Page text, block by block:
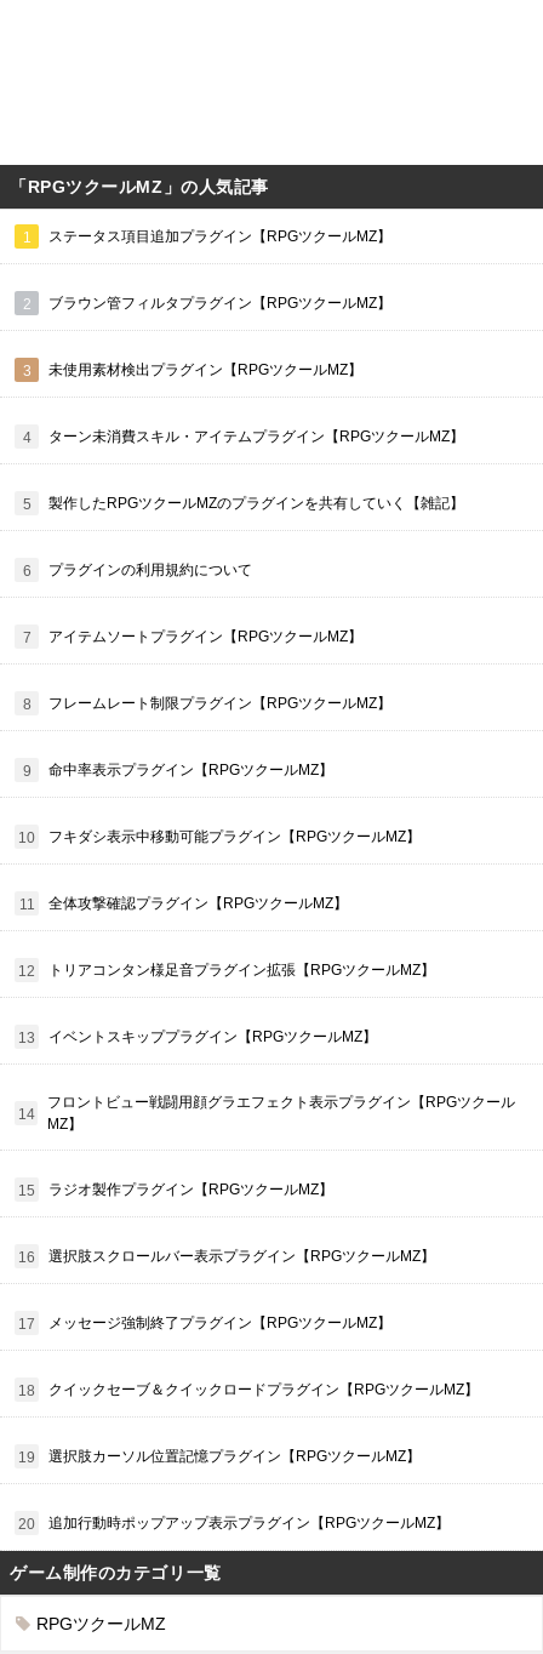
「RPGツクールMZ」の人気記事
ステータス項目追加プラグイン【RPGツクールMZ】
ブラウン管フィルタプラグイン【RPGツクールMZ】
未使用素材検出プラグイン【RPGツクールMZ】
ターン未消費スキル・アイテムプラグイン【RPGツクールMZ】
製作したRPGツクールMZのプラグインを共有していく【雑記】
プラグインの利用規約について
アイテムソートプラグイン【RPGツクールMZ】
フレームレート制限プラグイン【RPGツクールMZ】
命中率表示プラグイン【RPGツクールMZ】
フキダシ表示中移動可能プラグイン【RPGツクールMZ】
全体攻撃確認プラグイン【RPGツクールMZ】
トリアコンタン様足音プラグイン拡張【RPGツクールMZ】
イベントスキッププラグイン【RPGツクールMZ】
フロントビュー戦闘用顔グラエフェクト表示プラグイン【RPGツクール
MZ】
ラジオ製作プラグイン【RPGツクールMZ】
選択肢スクロールバー表示プラグイン【RPGツクールMZ】
メッセージ強制終了プラグイン【RPGツクールMZ】
クイックセーブ＆クイックロードプラグイン【RPGツクールMZ】
選択肢カーソル位置記憶プラグイン【RPGツクールMZ】
追加行動時ポップアップ表示プラグイン【RPGツクールMZ】
ゲーム制作のカテゴリ一覧
RPGツクールMZ